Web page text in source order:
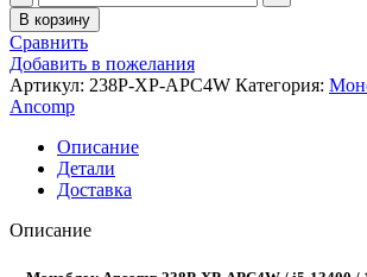
В корзину
Сравнить
Добавить в пожелания
Артикул: 238P-XP-APC4W Категория:
Ancomp
Описание
Детали
Доставка
Описание